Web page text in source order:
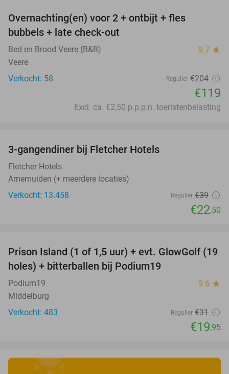
Overnachting(en) voor 2 + ontbijt + fles
bubbels + late check-out
Bed en Brood Veere (B&B) 9.7 star
Veere
Verkocht: 58
Regulier €204
€119
Excl. ca. €2,50 p.p.p.n. toeristenbelasting
3-gangendiner bij Fletcher Hotels
Fletcher Hotels
Arnemuiden (+ meerdere locaties)
Verkocht: 13.458
Regulier €39
€22,50
36%
Prison Island (1 of 1,5 uur) + evt. GlowGolf (19
holes) + bitterballen bij Podium19
Podium19 9.6 star
Middelburg
Verkocht: 483
Regulier €31
€19,95